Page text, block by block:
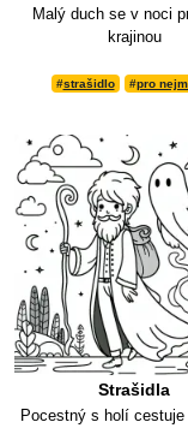
Malý duch se v noci
krajinou
#strašidlo #pro
Strašidla
Pocestný s holí